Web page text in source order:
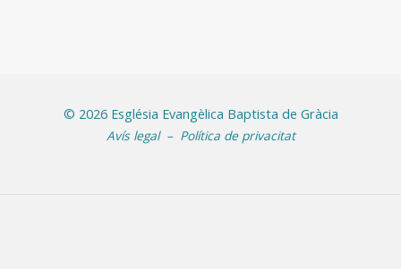
© 2026 Església Evangèlica Baptista de Gràcia
Avís legal– Política de privacitat